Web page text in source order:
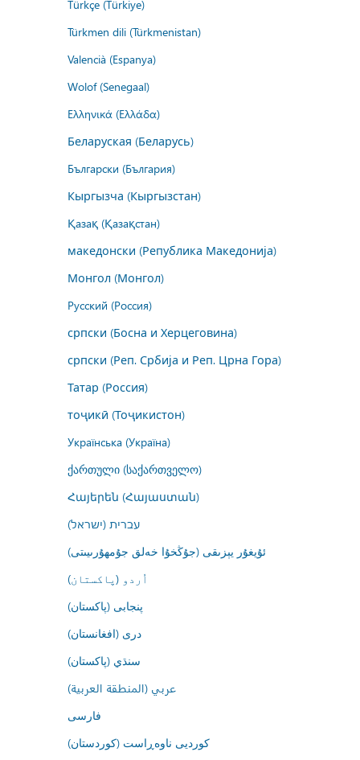
Türkçe (Türkiye)
Türkmen dili (Türkmenistan)
Valencià (Espanya)
Wolof (Senegaal)
Ελληνικά (Ελλάδα)
Беларуская (Беларусь)
Български (България)
Кыргызча (Кыргызстан)
Қазақ (Қазақстан)
македонски (Република Македонија)
Монгол (Монгол)
Русский (Россия)
српски (Босна и Херцеговина)
српски (Реп. Србија и Реп. Црна Гора)
Татар (Россия)
тоҷикӣ (Тоҷикистон)
Українська (Україна)
ქართული (საქართველო)
Հայերեն (Հայաստան)
עברית (ישראל)
ئۇيغۇر يېزىقى (جۇڭخۇا خەلق جۇمھۇرىيىتى)
اُردو (پاکستان)
پنجابی (پاکستان)
درى (افغانستان)
سنڌي (پاکستان)
عربي (المنطقة العربية)
فارسى
کوردیی ناوەڕاست (کوردستان)